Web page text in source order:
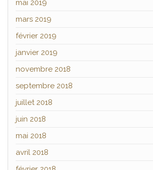
mai 2019
mars 2019
février 2019
janvier 2019
novembre 2018
septembre 2018
juillet 2018
juin 2018
mai 2018
avril 2018